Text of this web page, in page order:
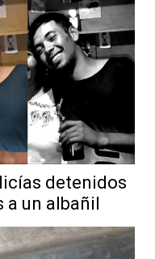
detenidos
un albañil